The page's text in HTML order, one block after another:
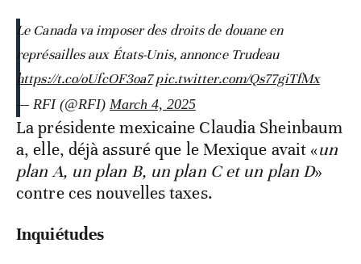
Le Canada va imposer des droits de douane en
représailles aux États-Unis, annonce Trudeau
https://t.co/oUfcOF3oa7 pic.twitter.com/Qs77giTfMx
— RFI (@RFI) March 4, 2025
La présidente mexicaine Claudia Sheinbaum
a, elle, déjà assuré que le Mexique avait «un
plan A, un plan B, un plan C et un plan D»
contre ces nouvelles taxes.
Inquiétudes